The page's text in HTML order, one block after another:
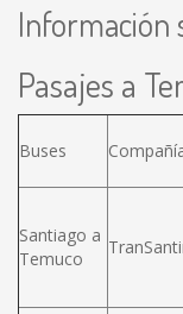
Información
Pasajes a
Buses
Santiago a
Temuco